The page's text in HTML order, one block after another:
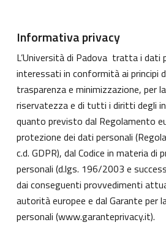
Informativa privacy
L’Università di Padova tratta i dati
interessati in conformità ai principi
trasparenza e minimizzazione, per
riservatezza e di tutti i diritti degli
quanto previsto dal Regolamento
protezione dei dati personali
c.d. GDPR), dal Codice in materia di
personali (d.lgs. 196/2003 e
dai conseguenti provvedimenti
autorità europee e dal Garante per
personali (www.garanteprivacy.it).